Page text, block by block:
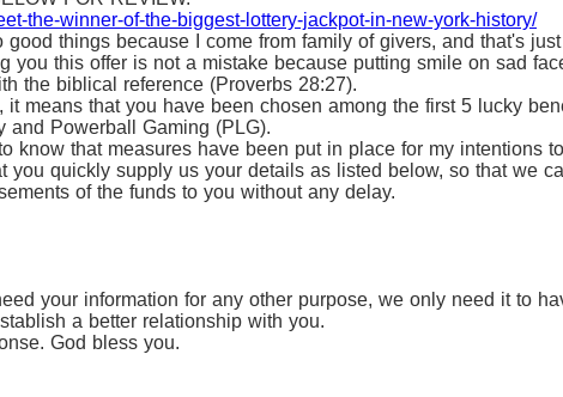
the-winner-of-the-biggest-lottery-jackpot-in-new-york-history/
things because I come from family of givers, and that's
you this offer is not a mistake because putting smile on sad
the biblical reference (Proverbs 28:27).
it means that you have been chosen among the first 5 lucky
and Powerball Gaming (PLG).
know that measures have been put in place for my intentions
you quickly supply us your details as listed below, so that we
of the funds to you without any delay.
your information for any other purpose, we only need it to
a better relationship with you.
God bless you.